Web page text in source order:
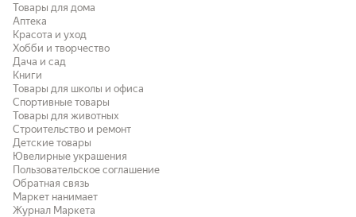
Товары для дома
Аптека
Красота и уход
Хобби и творчество
Дача и сад
Книги
Товары для школы и офиса
Спортивные товары
Товары для животных
Строительство и ремонт
Детские товары
Ювелирные украшения
Пользовательское соглашение
Обратная связь
Маркет нанимает
Журнал Маркета